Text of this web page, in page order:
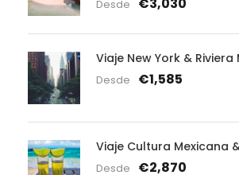
Desde
Viaje New York & Riviera
Desde €1,585
Viaje Cultura Mexicana
Desde €2,870